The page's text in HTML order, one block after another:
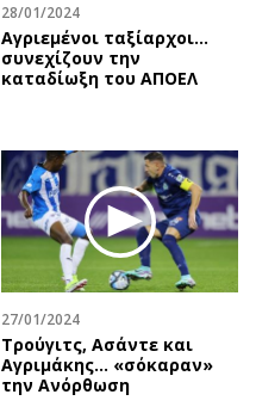
Κινητά-tablets
Social
Αυτοκίνηση
Πολιτική
Οικονομία
Γενικά
Αναδρομές
Πρόσωπα
Περιβάλλον
Good Life
Γυναίκα
28/01/2024
Αγριεμένοι ταξίαρχοι...
συνεχίζουν την
καταδίωξη του ΑΠΟΕΛ
27/01/2024
Τρούγιτς, Ασάντε και
Αγριμάκης… «σόκαραν»
την Ανόρθωση